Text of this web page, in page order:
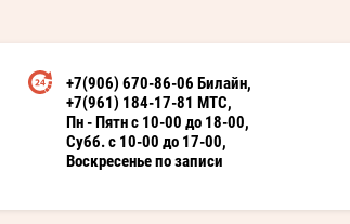
+7(906) 670-86-06 Билайн
+7(961) 184-17-81 МТС
Пн - Пятн с 10-00 до 18-00
Субб. с 10-00 до 17-00
Воскресенье по записи